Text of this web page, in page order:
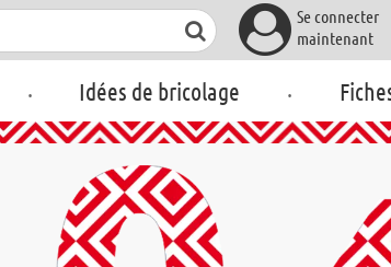
Se connecter
maintenant
. Idées de bricolage .